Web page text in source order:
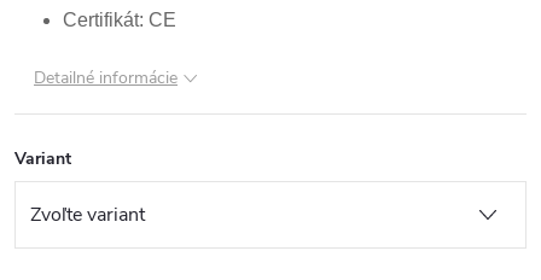
Certifikát: CE
Detailné informácie
Variant